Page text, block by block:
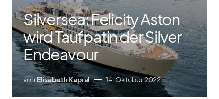
Silversea: Felicity Aston
wird Taufpatin der Silver
Endeavour
von Elisabeth Kapral 14. Oktober 2022